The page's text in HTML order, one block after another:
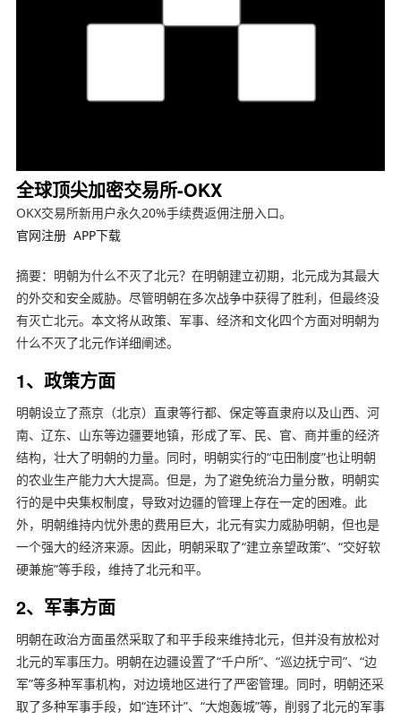
全球顶尖加密交易所-OKX
OKX交易所新用户永久20%手续费返佣注册入口。
官网注册 APP下载
摘要：明朝为什么不灭了北元？在明朝建立初期，北元成为其最大
的外交和安全威胁。尽管明朝在多次战争中获得了胜利，但最终没
有灭亡北元。本文将从政策、军事、经济和文化四个方面对明朝为
什么不灭了北元作详细阐述。
1、政策方面
明朝设立了燕京（北京）直隶等行都、保定等直隶府以及山西、河
南、辽东、山东等边疆要地镇，形成了军、民、官、商并重的经济
结构，壮大了明朝的力量。同时，明朝实行的“屯田制度”也让明朝
的农业生产能力大大提高。但是，为了避免统治力量分散，明朝实
行的是中央集权制度，导致对边疆的管理上存在一定的困难。此
外，明朝维持内忧外患的费用巨大，北元有实力威胁明朝，但也是
一个强大的经济来源。因此，明朝采取了“建立亲望政策”、“交好软
硬兼施”等手段，维持了北元和平。
2、军事方面
明朝在政治方面虽然采取了和平手段来维持北元，但并没有放松对
北元的军事压力。明朝在边疆设置了“千户所”、“巡边抚宁司”、“边
军”等多种军事机构，对边境地区进行了严密管理。同时，明朝还采
取了多种军事手段，如“连环计”、“大炮轰城”等，削弱了北元的军事